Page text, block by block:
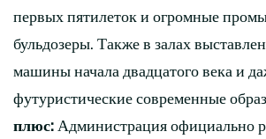
первых пятилеток и огромные
бульдозеры. Также в залах
машины начала двадцатого века и
футуристические современные
плюс: Администрация официально